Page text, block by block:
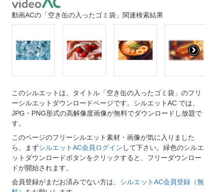
動画ACの「空き缶の入ったゴミ袋」関連検索結果
このシルエットは、タイトル「空き缶の入ったゴミ袋」のフリ
ーシルエットダウンロードページです。シルエットAC では、
JPG・PNG形式の高解像度画像が無料でダウンロードし放題で
す。
このページのフリーシルエット素材・画像が気に入りました
ら、まずシルエットAC会員ログイン して下さい。緑色のシルエ
ットダウンロードボタンをクリックすると、フリーダウンロー
ドが開始されます。
会員登録がまだお済みでない方は、 シルエットAC会員登録（無